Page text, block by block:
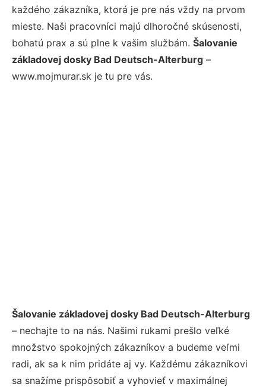
každého zákazníka, ktorá je pre nás vždy na prvom
mieste. Naši pracovníci majú dlhoročné skúsenosti,
bohatú prax a sú plne k vašim službám. Šalovanie
základovej dosky Bad Deutsch-Alterburg –
www.mojmurar.sk je tu pre vás.
Šalovanie základovej dosky Bad Deutsch-Alterburg
– nechajte to na nás. Našimi rukami prešlo veľké
množstvo spokojných zákazníkov a budeme veľmi
radi, ak sa k nim pridáte aj vy. Každému zákazníkovi
sa snažíme prispôsobiť a vyhovieť v maximálnej